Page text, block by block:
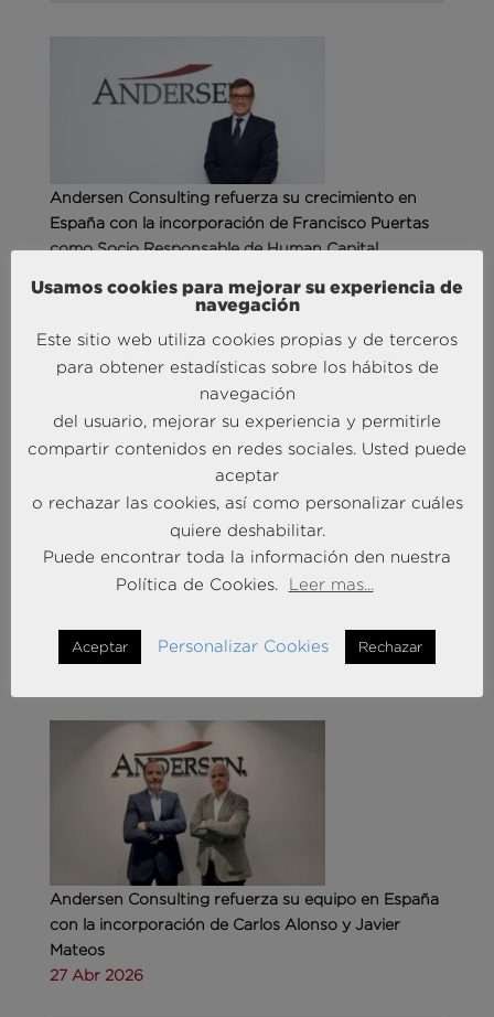
Andersen Consulting refuerza su crecimiento en
España con la incorporación de Francisco Puertas
como Socio Responsable de Human Capital
MÁS NOTICIAS SOBRE: INTELIGENCIA
COMPETITIVA
Entidades Bancarias
24 Mar 2026
MÁS NOTICIAS SOBRE: INTELIGENCIA
ARTIFICIAL
Andersen Consulting refuerza su equipo en España
con la incorporación de Carlos Alonso y Javier
Mateos
27 Abr 2026
Usamos cookies para mejorar su experiencia de
navegación
Este sitio web utiliza cookies propias y de terceros
para obtener estadísticas sobre los hábitos de
navegación
del usuario, mejorar su experiencia y permitirle
compartir contenidos en redes sociales. Usted puede
aceptar
o rechazar las cookies, así como personalizar cuáles
quiere deshabilitar.
Puede encontrar toda la información den nuestra
Política de Cookies.
Leer mas...
Aceptar Personalizar Cookies Rechazar